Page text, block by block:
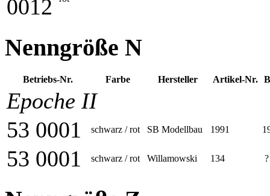
0012
Nenngröße N
Betriebs-Nr. Farbe Her­steller Artikel-Nr.
Epoche II
53 0001
schwarz / rot SB Modellbau 1991
53 0001 schwarz / rot Willamowski 134 ?